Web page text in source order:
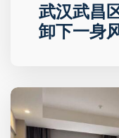
武汉武昌
卸下一身